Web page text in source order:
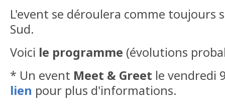
L'event se déroulera comme toujours
Sud.
Voici le programme (évolutions
* Un event Meet & Greet le vendredi
lien pour plus d'informations.